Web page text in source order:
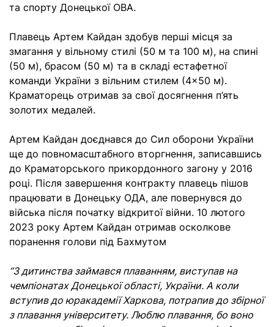
та спорту Донецької ОВА.
Плавець Артем Кайдан здобув перші місця за
змагання у вільному стилі (50 м та 100 м), на спині
(50 м), брасом (50 м) та в складі естафетної
команди України з вільним стилем (4×50 м).
Краматорець отримав за свої досягнення п’ять
золотих медалей.
Артем Кайдан доєднався до Сил оборони України
ще до повномасштабного вторгнення, записавшись
до Краматорського прикордонного загону у 2016
році. Після завершення контракту плавець пішов
працювати в Донецьку ОДА, але повернувся до
війська після початку відкритої війни. 10 лютого
2023 року Артем Кайдан отримав осколкове
поранення голови під Бахмутом
“З дитинства займався плаванням, виступав на
чемпіонатах Донецької області, України. А коли
вступив до юракадемії Харкова, потрапив до збірної
з плавання університету. Люблю плавання, бо воно